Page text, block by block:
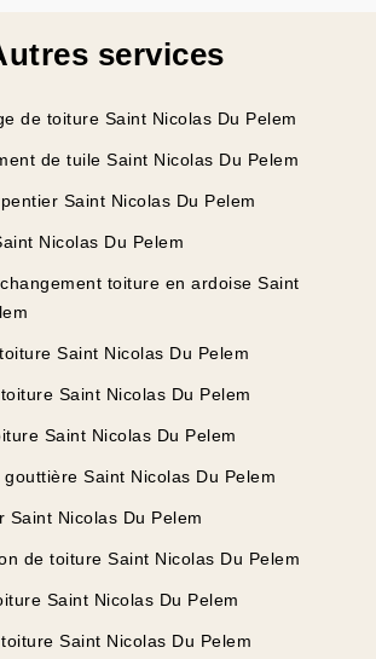
services
de toiture Saint Nicolas Du Pelem
de tuile Saint Nicolas Du Pelem
Saint Nicolas Du Pelem
Nicolas Du Pelem
toiture en ardoise Saint
Saint Nicolas Du Pelem
Saint Nicolas Du Pelem
Saint Nicolas Du Pelem
Saint Nicolas Du Pelem
Saint Nicolas Du Pelem
de toiture Saint Nicolas Du Pelem
Saint Nicolas Du Pelem
Saint Nicolas Du Pelem